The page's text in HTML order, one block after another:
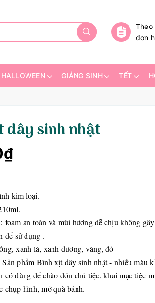
Theo
đơn
HALLOWEEN GIÁNG SINH TẾT
dây sinh nhật
kim loại.
foam an toàn và mùi hương dễ chịu không
để sử dụng .
xanh lá, xanh dương, vàng, đỏ
phẩm Bình xịt dây sinh nhật - nhiều màu
có dùng để chào đón chủ tiệc, khai mạc tiệc
chụp hình, mở quà bánh.